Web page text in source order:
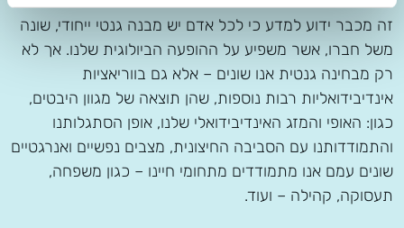
זה מכבר ידוע למדע כי לכל אדם יש מבנה גנטי ייחודי, שונה
משל חברו, אשר משפיע על ההופעה הביולוגית שלנו. אך לא
רק מבחינה גנטית אנו שונים – אלא גם בווריאציות
אינדיבידואליות רבות נוספות, שהן תוצאה של מגוון היבטים,
כגון: האופי והמזג האינדיבידואלי שלנו, אופן הסתגלותנו
והתמודדותנו עם הסביבה החיצונית, מצבים נפשיים ואנרגטיים
שונים עמם אנו מתמודדים מתחומי חיינו – כגון משפחה,
תעסוקה, קהילה – ועוד.